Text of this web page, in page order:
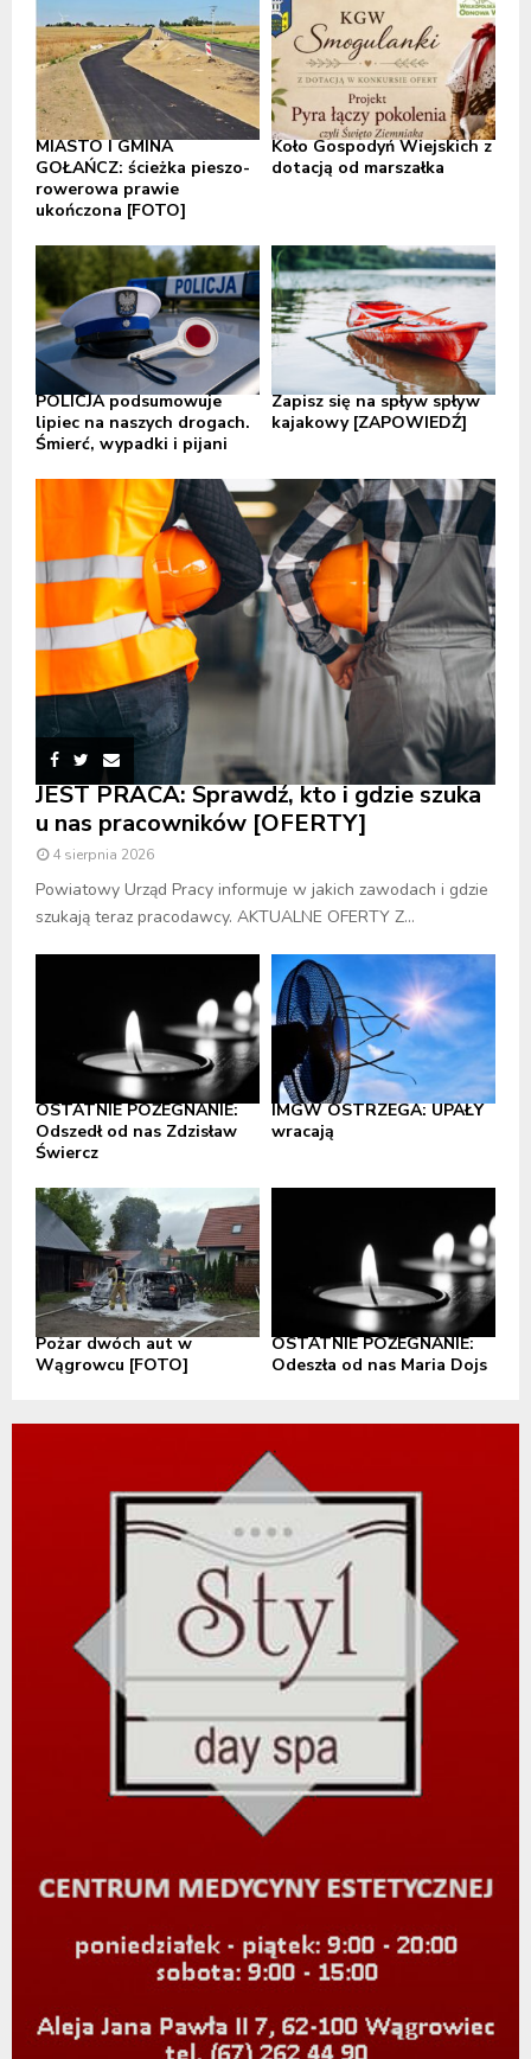
MIASTO I GMINA
GOŁAŃCZ: ścieżka pieszo-
rowerowa prawie
ukończona [FOTO]
Koło Gospodyń Wiejskich z
dotacją od marszałka
POLICJA podsumowuje
lipiec na naszych drogach.
Śmierć, wypadki i pijani
Zapisz się na spływ spływ
kajakowy [ZAPOWIEDŹ]
JEST PRACA: Sprawdź, kto i gdzie szuka
u nas pracowników [OFERTY]
4 sierpnia 2026
Powiatowy Urząd Pracy informuje w jakich zawodach i gdzie
szukają teraz pracodawcy. AKTUALNE OFERTY Z...
OSTATNIE POŻEGNANIE:
Odszedł od nas Zdzisław
Świercz
IMGW OSTRZEGA: UPAŁY
wracają
Pożar dwóch aut w
Wągrowcu [FOTO]
OSTATNIE POŻEGNANIE:
Odeszła od nas Maria Dojs